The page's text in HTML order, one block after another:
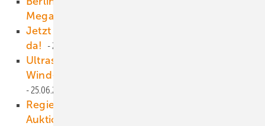
Megawatt Solarleistung gebaut
Jetzt mehr erfahren: Die neue Ausgabe ist
da!
25.06.2025
Ultraschnell und dreidimensional: Neues
Wind-Radarsystem liefert erste Daten
25.06.2025
Regierung vergreift sich an Offshore-
Auktionseinnahmen